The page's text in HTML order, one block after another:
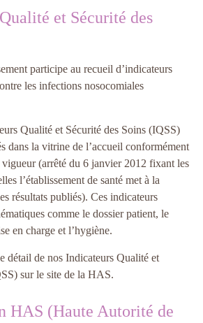
et Sécurité des
participe au recueil d’indicateurs
les infections nosocomiales
Qualité et Sécurité des Soins (IQSS)
dans la vitrine de l’accueil conformément
(arrêté du 6 janvier 2012 fixant les
l’établissement de santé met à la
résultats publiés). Ces indicateurs
comme le dossier patient, le
en charge et l’hygiène.
détail de nos Indicateurs Qualité et
sur le site de la HAS.
HAS (Haute Autorité de